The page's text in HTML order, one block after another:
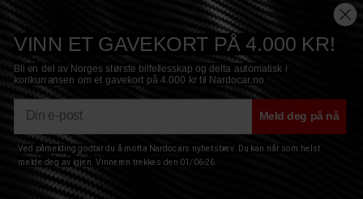
Copyright © 2017 Nardocar ApS - All Rights Reserved
Privacy|Terms| Sitemap
VINN ET GAVEKORT PÅ 4.000 KR!
Bli en del av Norges største bilfellesskap og delta automatisk i
konkurransen om et gavekort på 4.000 kr til Nardocar.no.
Meld deg på nå
Ved påmelding godtar du å motta Nardocars nyhetsbrev. Du kan når som helst
melde deg av igjen. Vinneren trekkes den 01/06-26.